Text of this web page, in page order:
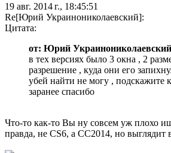
19 авг. 2014 г., 18:45:51
Re[Юрий Украинониколаевский]:
Цитата:
от: Юрий Украинониколаевский
в тех версиях было 3 окна , 2
разрешение , куда они его
убей найти не могу , подскажите
заранее спасибо
Что-то как-то Вы ну совсем уж плохо
правда, не CS6, а СС2014, но выглядит